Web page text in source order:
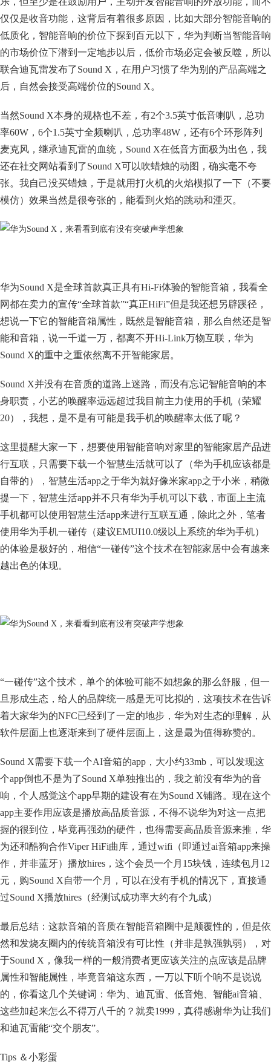
仅仅是收音功能，这背后有着很多原因，比如大部分智能音响的
低质化，智能音响的价位下探到百元以下，华为判断当智能音响
的市场价位下潜到一定地步以后，低价市场必定会被反噬，所以
联合迪瓦雷发布了Sound X，在用户习惯了华为别的产品高端之
后，自然会接受高端价位的Sound X。
当然Sound X本身的规格也不差，有2个3.5英寸低音喇叭，总功
率60W，6个1.5英寸全频喇叭，总功率48W，还有6个环形阵列
麦克风，继承迪瓦雷的血统，Sound X在低音方面极为出色，我
还在社交网站看到了Sound X可以吹蜡烛的动图，确实毫不夸
张。我自己没买蜡烛，于是就用打火机的火焰模拟了一下（不要
模仿）效果当然是很夸张的，能看到火焰的跳动和湮灭。
华为Sound X是全球首款真正具有Hi-Fi体验的智能音箱，我看全
网都在卖力的宣传“全球首款”“真正HiFi”但是我还想另辟蹊径，
想说一下它的智能音箱属性，既然是智能音箱，那么自然还是智
能和音箱，说一千道一万，都离不开Hi-Link万物互联，华为
Sound X的重中之重依然离不开智能家居。
Sound X并没有在音质的道路上迷路，而没有忘记智能音响的本
身职责，小艺的唤醒率远远超过我目前主力使用的手机（荣耀
20），我想，是不是有可能是我手机的唤醒率太低了呢？
这里提醒大家一下，想要使用智能音响对家里的智能家居产品进
行互联，只需要下载一个智慧生活就可以了（华为手机应该都是
自带的），智慧生活app之于华为就好像米家app之于小米，稍微
提一下，智慧生活app并不只有华为手机可以下载，市面上主流
手机都可以使用智慧生活app来进行互联互通，除此之外，笔者
使用华为手机一碰传（建议EMUI10.0级以上系统的华为手机）
的体验是极好的，相信“一碰传”这个技术在智能家居中会有越来
越出色的体现。
“一碰传”这个技术，单个的体验可能不如想象的那么舒服，但一
旦形成生态，给人的品牌统一感是无可比拟的，这项技术在告诉
着大家华为的NFC已经到了一定的地步，华为对生态的理解，从
软件层面上也逐渐来到了硬件层面上，这是最为值得称赞的。
Sound X需要下载一个AI音箱的app，大小约33mb，可以发现这
个app倒也不是为了Sound X单独推出的，我之前没有华为的音
响，个人感觉这个app早期的建设有在为Sound X铺路。现在这个
app主要作用应该是播放高品质音源，不得不说华为对这一点把
握的很到位，毕竟再强劲的硬件，也得需要高品质音源来推，华
为还和酷狗合作Viper HiFi曲库，通过wifi（即通过ai音箱app来操
作，并非蓝牙）播放hires，这个会员一个月15块钱，连续包月12
元，购Sound X自带一个月，可以在没有手机的情况下，直接通
过Sound X播放hires（经测试成功率大约有个九成）
最后总结：这款音箱的音质在智能音箱圈中是颠覆性的，但是依
然和发烧友圈内的传统音箱没有可比性（并非是孰强孰弱），对
于Sound X，像我一样的一般消费者更应该关注的点应该是品牌
属性和智能属性，毕竟音箱这东西，一万以下听个响不是说说
的，你看这几个关键词：华为、迪瓦雷、低音炮、智能ai音箱、
这些加起来怎么不得万八千的？就卖1999，真得感谢华为让我们
和迪瓦雷能“交个朋友”。
Tips ＆小彩蛋